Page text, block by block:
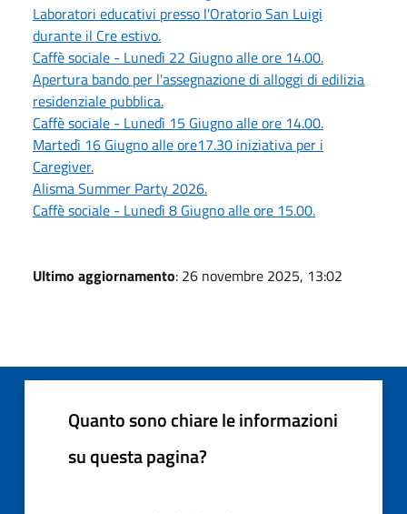
Laboratori educativi presso l'Oratorio San Luigi
durante il Cre estivo.
Caffè sociale - Lunedì 22 Giugno alle ore 14.00.
Apertura bando per l'assegnazione di alloggi di edilizia
residenziale pubblica.
Caffè sociale - Lunedì 15 Giugno alle ore 14.00.
Martedì 16 Giugno alle ore17.30 iniziativa per i
Caregiver.
Alisma Summer Party 2026.
Caffè sociale - Lunedì 8 Giugno alle ore 15.00.
Ultimo aggiornamento: 26 novembre 2025, 13:02
Quanto sono chiare le informazioni
su questa pagina?